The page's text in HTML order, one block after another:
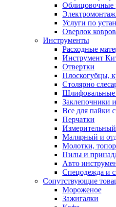
Облицовочные
Услуги по
Оверлок
Инструменты
Расходные
Инструмент
Отвертки
Плоскогубцы,
Столярно
Шлифовальные
Заклепочники
Все для пайки
Перчатки
Малярный и
Молотки,
Пилы и
Авто
Спецодежда и
Сопутствующие
Мороженое
Зажигалки